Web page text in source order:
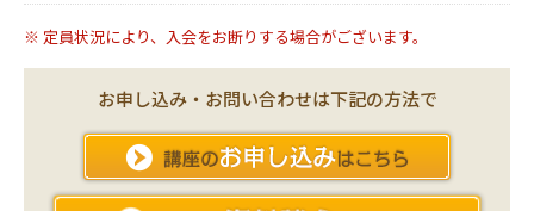
※ 定員状況により、入会をお断りする場合がございます。
お申し込み・お問い合わせは下記の方法で